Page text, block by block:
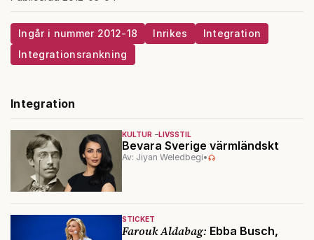
Ingår i nummer 2012-18 Inrikes
Integration
Integrationsrankning
Integration
KULTUR LIVSSTIL
Bevara Sverige värmländskt
Av: Jiyan Weledbegi•
STICKET
Farouk Aldabag: Ebba Busch,